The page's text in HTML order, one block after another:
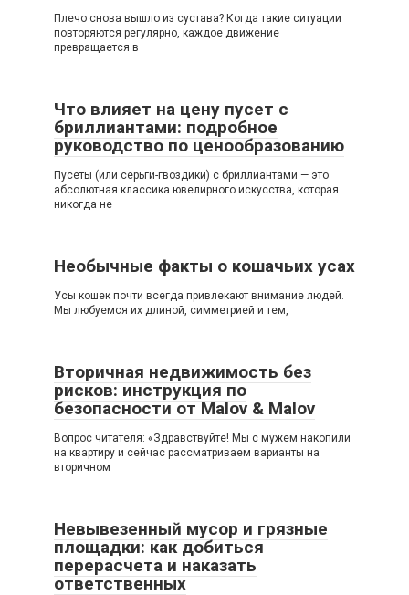
Плечо снова вышло из сустава? Когда такие ситуации
повторяются регулярно, каждое движение
превращается в
Что влияет на цену пусет с
бриллиантами: подробное
руководство по ценообразованию
Пусеты (или серьги-гвоздики) с бриллиантами — это
абсолютная классика ювелирного искусства, которая
никогда не
Необычные факты о кошачьих усах
Усы кошек почти всегда привлекают внимание людей.
Мы любуемся их длиной, симметрией и тем,
Вторичная недвижимость без
рисков: инструкция по
безопасности от Malov & Malov
Вопрос читателя: «Здравствуйте! Мы с мужем накопили
на квартиру и сейчас рассматриваем варианты на
вторичном
Невывезенный мусор и грязные
площадки: как добиться
перерасчета и наказать
ответственных